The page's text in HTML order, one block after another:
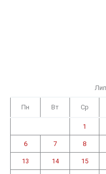
Пн Вт Ср
1
6 7 8
13 14 15